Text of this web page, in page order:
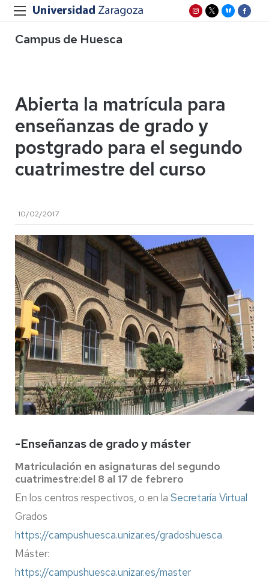
Campus de Huesca
Abierta la matrícula para
enseñanzas de grado y
postgrado para el segundo
cuatrimestre del curso
10/02/2017
-Enseñanzas de grado y máster
Matriculación en asignaturas del segundo
cuatrimestre:del 8 al 17 de febrero
En los centros respectivos, o en la Secretaría Virtual
Grados
https://campushuesca.unizar.es/gradoshuesca
Máster:
https://campushuesca.unizar.es/master